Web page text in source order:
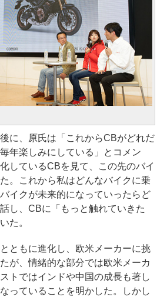
に、原氏は「これからCBがどれだ
年楽しみにしている」とコメン
しているCBを見て、この先のバイ
。これから私はどんなバイクに乗
イクが未来的になっていったらど
し、CBに「もっと触れていきた
た。
ともに進化し、欧米メーカーに挑
が、情緒的な部分では欧米メーカ
トではインドや中国の成長も著し
っていることを明かした。しかし